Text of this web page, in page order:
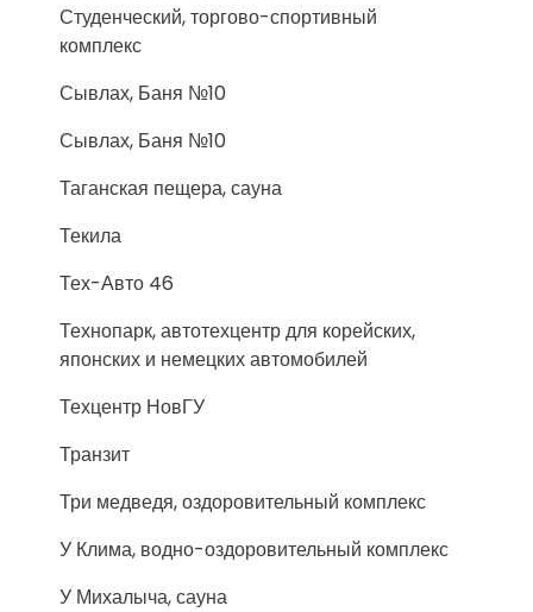
Студенческий, торгово-спортивный
комплекс
Сывлах, Баня №10
Сывлах, Баня №10
Таганская пещера, сауна
Текила
Тех-Авто 46
Технопарк, автотехцентр для корейских,
японских и немецких автомобилей
Техцентр НовГУ
Транзит
Три медведя, оздоровительный комплекс
У Клима, водно-оздоровительный комплекс
У Михалыча, сауна